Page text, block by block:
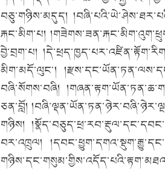
བཅུ་གཉིས་མདུད།
རྐང་མིག་པ།
བྱེ་བྲག་པ།
མིག་མདོ་ལུང༌།
བཞི་སོགས་བཞི།
ཅན་བློ།
གཉིས།
བར་འཁྲུལ།